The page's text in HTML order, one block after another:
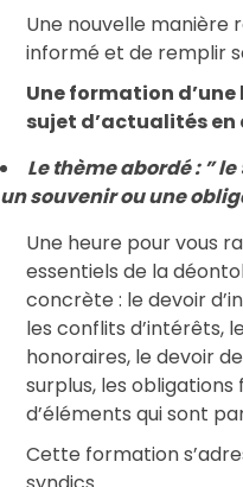
Une nouvelle manière
informé et de remplir
Une formation d’une
sujet d’actualités
Le thème abordé : ” le
un souvenir ou une
Une heure pour vous
essentiels de la
concrète : le devoir
les conflits d’intérêts,
honoraires, le devoir
surplus, les obligations
d’éléments qui sont
Cette formation